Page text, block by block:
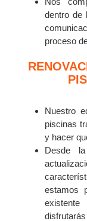
dentro de
proceso
Nuestro
piscinas
y hacer
Desde
estamos